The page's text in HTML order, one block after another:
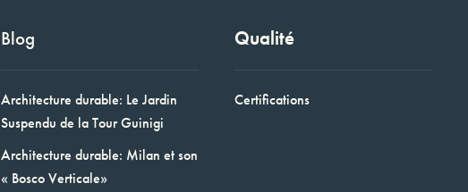
Blog
Architecture durable: Le Jardin
Suspendu de la Tour Guinigi
Architecture durable: Milan et son
« Bosco Verticale»
Qualité
Certifications